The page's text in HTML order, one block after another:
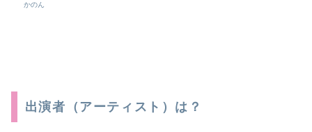
かのん
出演者（アーティスト）は？